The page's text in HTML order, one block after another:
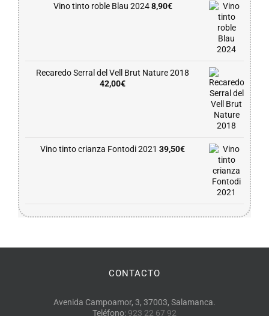
Vino tinto roble Blau 2024 8,90€
Recaredo Serral del Vell Brut Nature 2018
42,00€
Vino tinto crianza Fontodi 2021 39,50€
CONTACTO
Avenida Campoamor, 3, 37003, Salamanca.
Teléfono: 923 22 67 92